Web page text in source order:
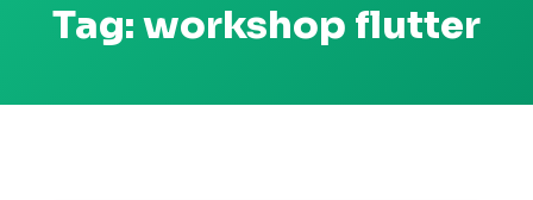
Tag: workshop flutter